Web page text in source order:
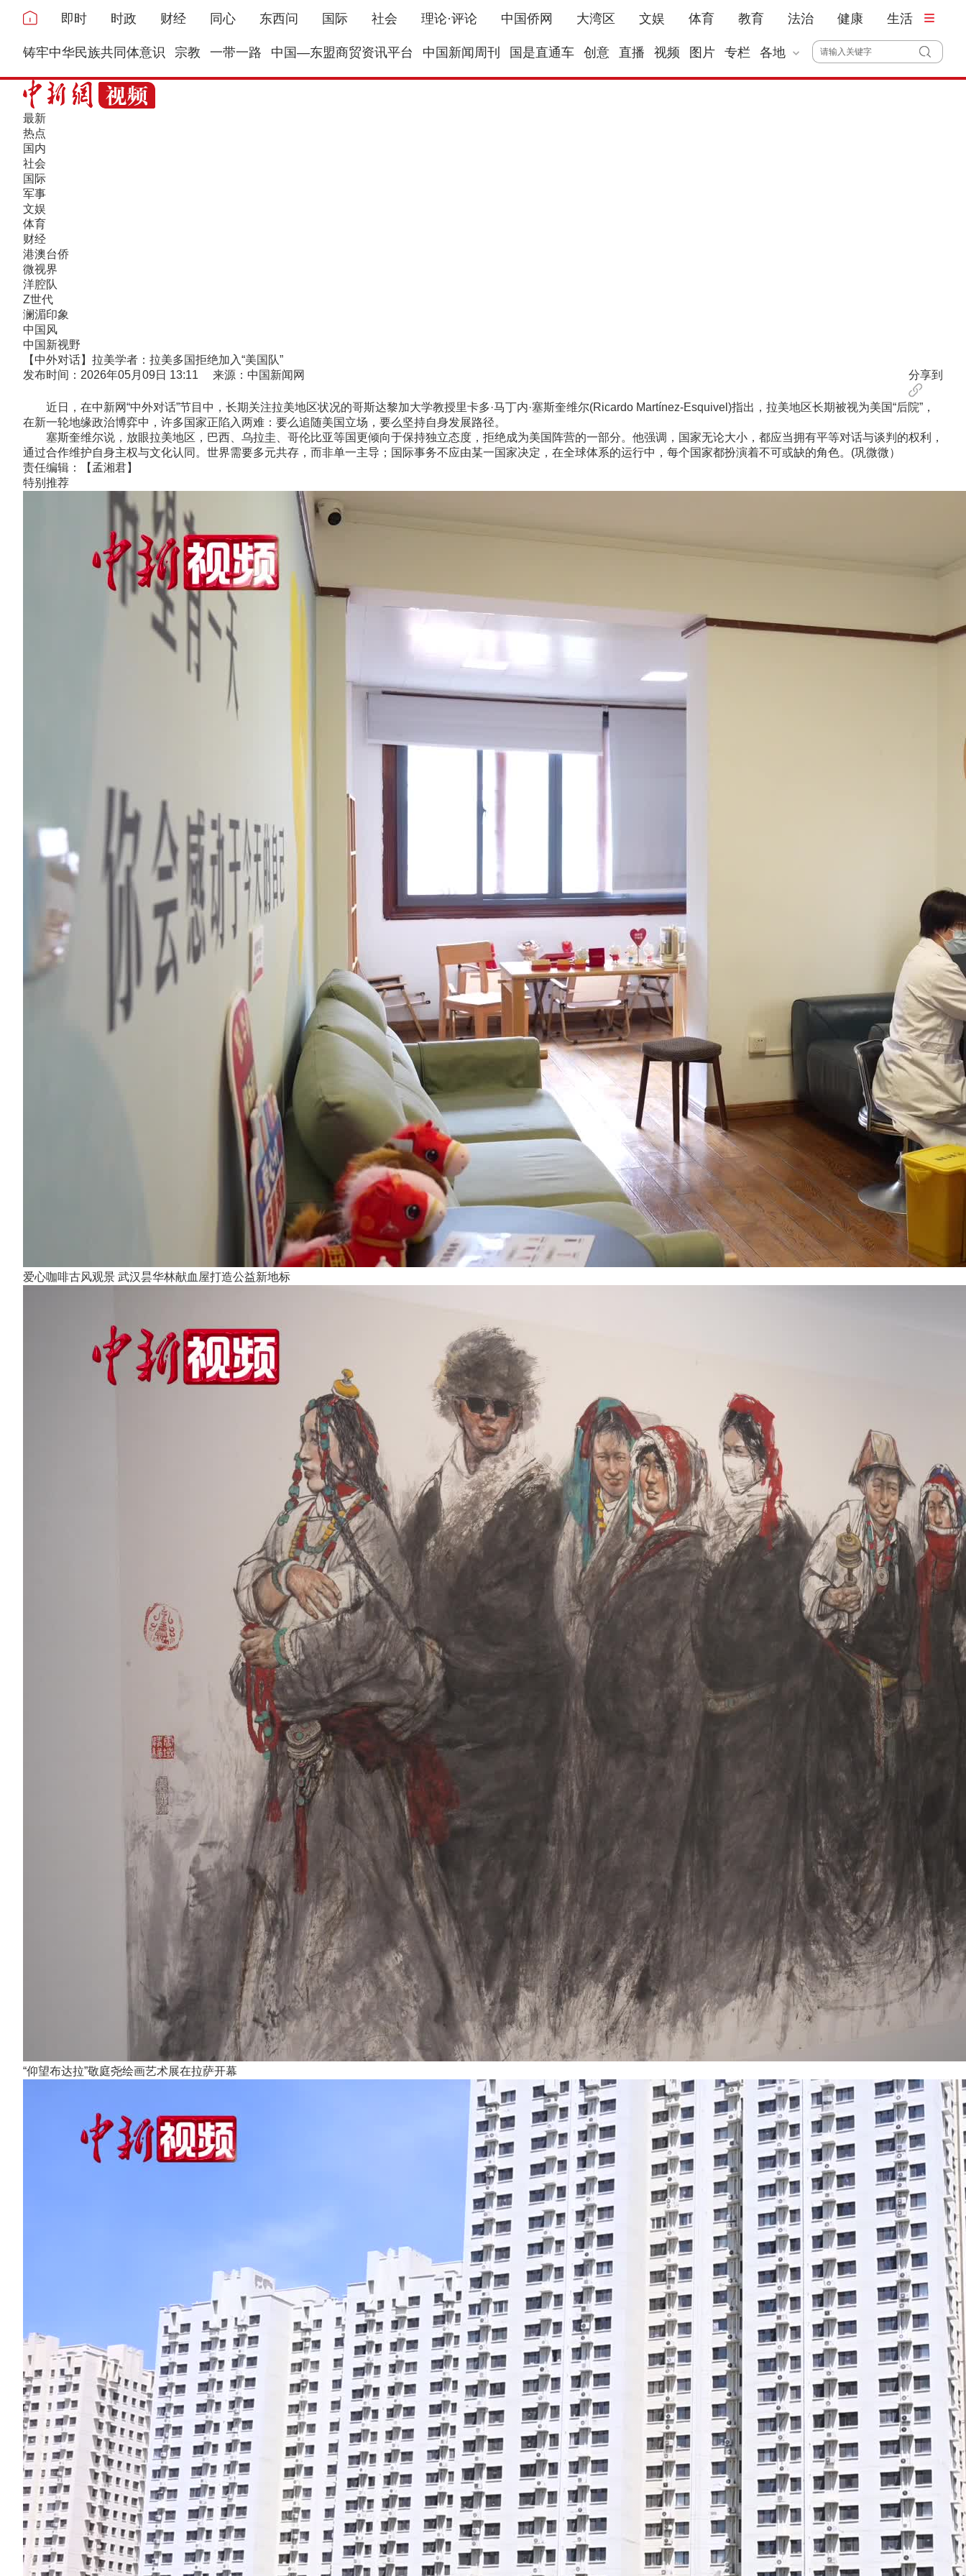
即时 时政 财经 同心 东西问 国际 社会 理论·评论 中国侨网 大湾区 文娱 体育 教育 法治 健康 生活
铸牢中华民族共同体意识 宗教 一带一路 中国—东盟商贸资讯平台 中国新闻周刊 国是直通车 创意 直播 视频 图片 专栏 各地
最新
热点
国内
社会
国际
军事
文娱
体育
财经
港澳台侨
微视界
洋腔队
Z世代
澜湄印象
中国风
中国新视野
【中外对话】拉美学者：拉美多国拒绝加入“美国队”
发布时间：2026年05月09日 13:11 来源：中国新闻网
分享到
近日，在中新网“中外对话”节目中，长期关注拉美地区状况的哥斯达黎加大学教授里卡多·马丁内·塞斯奎维尔(Ricardo Martínez-Esquivel)指出，拉美地区长期被视为美国“后院”，
在新一轮地缘政治博弈中，许多国家正陷入两难：要么追随美国立场，要么坚持自身发展路径。
塞斯奎维尔说，放眼拉美地区，巴西、乌拉圭、哥伦比亚等国更倾向于保持独立态度，拒绝成为美国阵营的一部分。他强调，国家无论大小，都应当拥有平等对话与谈判的权利，
通过合作维护自身主权与文化认同。世界需要多元共存，而非单一主导；国际事务不应由某一国家决定，在全球体系的运行中，每个国家都扮演着不可或缺的角色。(巩微微）
责任编辑：【孟湘君】
特别推荐
爱心咖啡古风观景 武汉昙华林献血屋打造公益新地标
“仰望布达拉”敬庭尧绘画艺术展在拉萨开幕